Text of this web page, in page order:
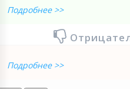
Подробнее >>
Подробнее >>